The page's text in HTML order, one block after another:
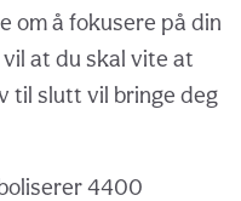
om å fokusere på din
at du skal vite at
til slutt vil bringe deg
4400